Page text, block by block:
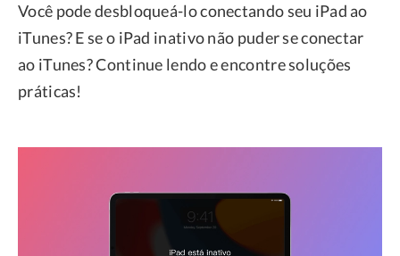
Você pode desbloqueá-lo conectando seu iPad ao
iTunes? E se o iPad inativo não puder se conectar
ao iTunes? Continue lendo e encontre soluções
práticas!